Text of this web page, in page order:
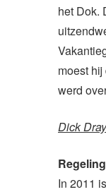
het Dok.
moest
werd
Dick
Regeling
In 2011